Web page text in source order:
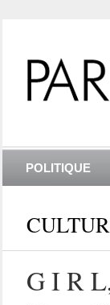
POLITIQUE
G I R